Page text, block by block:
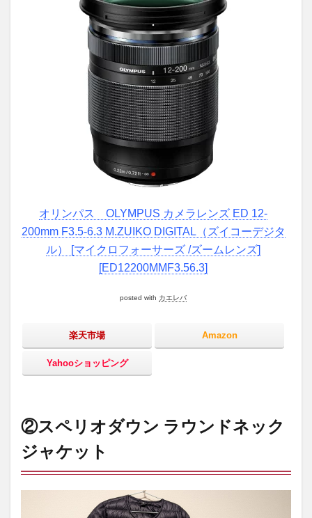
オリンパス OLYMPUS カメラレンズ ED 12-
200mm F3.5-6.3 M.ZUIKO DIGITAL（ズイコーデジタ
ル） [マイクロフォーサーズ /ズームレンズ]
[ED12200MMF3.56.3]
posted with カエレバ
楽天市場 Amazon
Yahooショッピング
②スペリオダウン ラウンドネック
ジャケット